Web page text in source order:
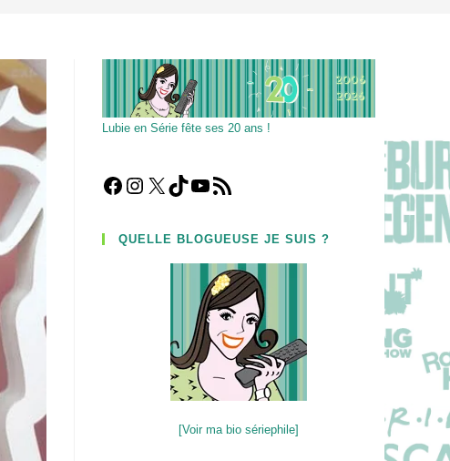
Lubie en Série fête ses 20 ans !
Facebook
Instagram
X TikTokYouTube
Flux RSS
QUELLE BLOGUEUSE JE SUIS ?
[Voir ma bio sériephile]